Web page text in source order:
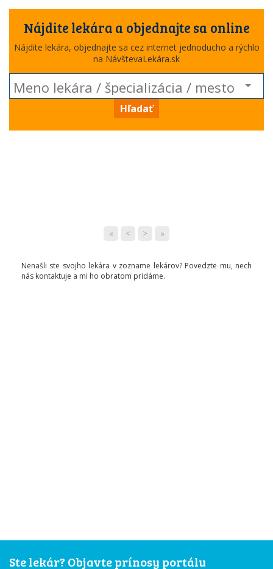
Nájdite lekára a objednajte sa online
Nájdite lekára, objednajte sa cez internet jednoducho a rýchlo
na NávštevaLekára.sk
Hľadať
« < > »
Nenašli ste svojho lekára v zozname lekárov? Povedzte mu, nech
nás kontaktuje a mi ho obratom pridáme.
Ste lekár? Objavte prínosy portálu